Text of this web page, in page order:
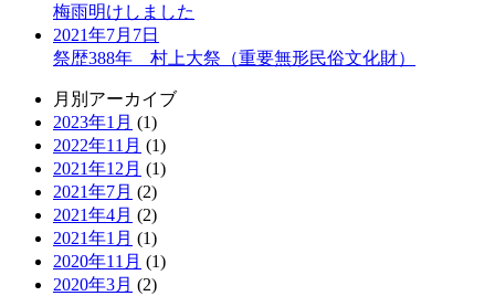
梅雨明けしました
2021年7月7日
祭歴388年 村上大祭（重要無形民俗文化財）
月別アーカイブ
2023年1月 (1)
2022年11月 (1)
2021年12月 (1)
2021年7月 (2)
2021年4月 (2)
2021年1月 (1)
2020年11月 (1)
2020年3月 (2)